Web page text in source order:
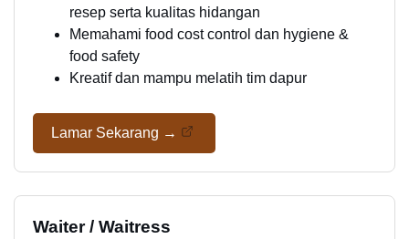
resep serta kualitas hidangan
Memahami food cost control dan hygiene &
food safety
Kreatif dan mampu melatih tim dapur
Lamar Sekarang →
Waiter / Waitress